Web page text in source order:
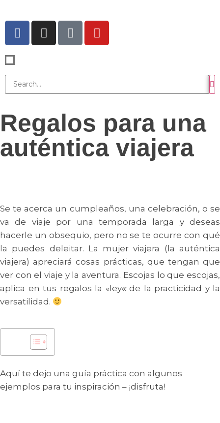
Regalos para una
auténtica viajera
Se te acerca un cumpleaños, una celebración, o se
va de viaje por una temporada larga y deseas
hacerle un obsequio, pero no se te ocurre con qué
la puedes deleitar. La mujer viajera (la auténtica
viajera) apreciará cosas prácticas, que tengan que
ver con el viaje y la aventura. Escojas lo que escojas,
aplica en tus regalos la «ley«de la practicidad y la
versatilidad.
Aquí te dejo una guía práctica con algunos
ejemplos para tu inspiración – ¡disfruta!